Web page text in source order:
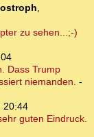
,
zu sehen...;-)
Dass Trump
niemanden. -
20:44
guten Eindruck.